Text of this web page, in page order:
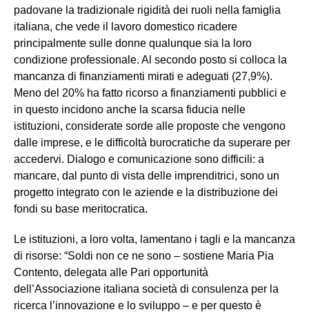
padovane la tradizionale rigidità dei ruoli nella famiglia
italiana, che vede il lavoro domestico ricadere
principalmente sulle donne qualunque sia la loro
condizione professionale. Al secondo posto si colloca la
mancanza di finanziamenti mirati e adeguati (27,9%).
Meno del 20% ha fatto ricorso a finanziamenti pubblici e
in questo incidono anche la scarsa fiducia nelle
istituzioni, considerate sorde alle proposte che vengono
dalle imprese, e le difficoltà burocratiche da superare per
accedervi. Dialogo e comunicazione sono difficili: a
mancare, dal punto di vista delle imprenditrici, sono un
progetto integrato con le aziende e la distribuzione dei
fondi su base meritocratica.
Le istituzioni, a loro volta, lamentano i tagli e la mancanza
di risorse: “Soldi non ce ne sono – sostiene Maria Pia
Contento, delegata alle Pari opportunità
dell’Associazione italiana società di consulenza per la
ricerca l’innovazione e lo sviluppo – e per questo è